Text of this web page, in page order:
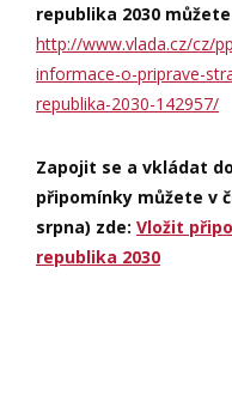
republika 2030
http://www.vlada.cz/cz/
informace-o-priprave-
republika-2030-142957/
Zapojit se a vkládat
připomínky můžete v
srpna) zde: Vložit
republika 2030